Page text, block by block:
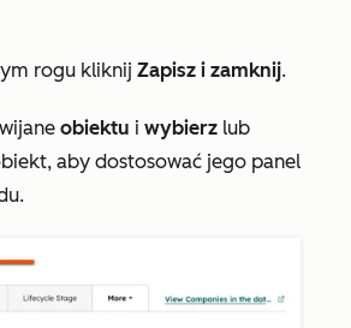
rogu kliknij Zapisz i zamknij.
obiektu i wybierz lub
aby dostosować jego panel